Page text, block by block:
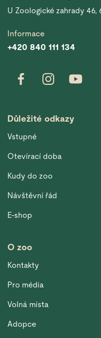
U Zoologické zahrady 46,
Informace
+420 840 111 134
Důležité odkazy
Vstupné
Otevírací doba
Kudy do zoo
Návštěvní řád
E-shop
O zoo
Kontakty
Pro média
Volná místa
Adopce